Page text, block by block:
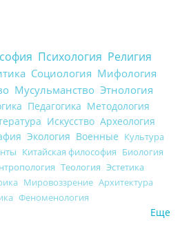
Психология Религия
Социология Мифология
Мусульманство Этнология
Педагогика Методология
Искусство Археология
Экология Военные Культура
Китайская философия Биология
Теология Эстетика
Мировоззрение Архитектура
Феноменология
Еще